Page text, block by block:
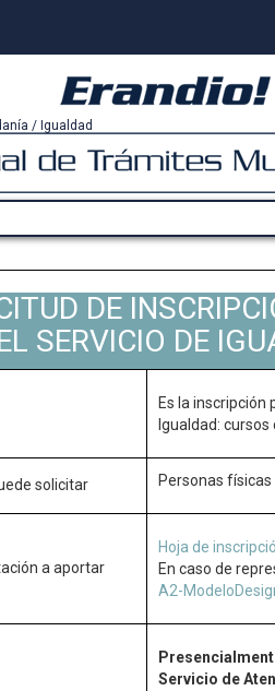
/ Igualdad
DE
SERVICIO DE
Es la
Igualdad:
solicitar Personas
a aportar
Hoja de
En caso de
A2-
Servicio de